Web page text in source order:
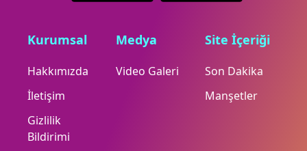
Kurumsal
Hakkımızda
İletişim
Gizlilik
Bildirimi
Medya
Video Galeri
Site İçeriği
Son Dakika
Manşetler